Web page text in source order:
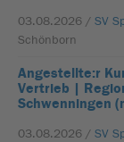
03.08.2026 / SV
Schönborn
Angestellte:r
Vertrieb |
Schwenningen
03.08.2026 / SV